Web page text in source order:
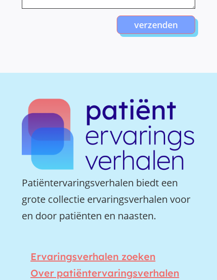
verzenden
Patiëntervaringsverhalen biedt een
grote collectie ervaringsverhalen voor
en door patiënten en naasten.
Ervaringsverhalen zoeken
Over patiëntervaringsverhalen